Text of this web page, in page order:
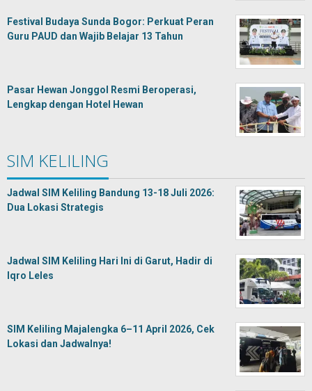
Festival Budaya Sunda Bogor: Perkuat Peran
Guru PAUD dan Wajib Belajar 13 Tahun
Pasar Hewan Jonggol Resmi Beroperasi,
Lengkap dengan Hotel Hewan
SIM KELILING
Jadwal SIM Keliling Bandung 13-18 Juli 2026:
Dua Lokasi Strategis
Jadwal SIM Keliling Hari Ini di Garut, Hadir di
Iqro Leles
SIM Keliling Majalengka 6–11 April 2026, Cek
Lokasi dan Jadwalnya!